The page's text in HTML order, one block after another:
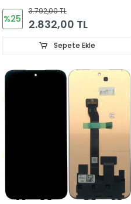
%25
3.792,00 TL
2.832,00 TL
Sepete Ekle